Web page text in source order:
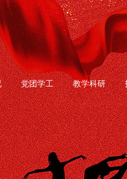
党团学工 教学科研